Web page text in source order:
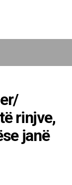
rinjve,
janë